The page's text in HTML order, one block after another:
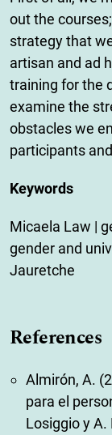
out the
strategy that
artisan and ad
training for the
examine the
obstacles we
participants
Keywords
Micaela Law |
gender and
Jauretche
References
Almirón, A.
para el
Losiggio y A.